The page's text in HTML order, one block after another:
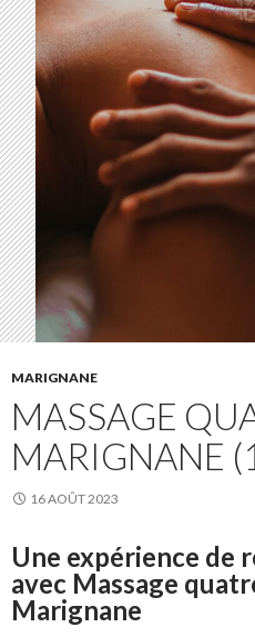
MARIGNANE
MASSAGE
MARIGNANE
16 AOÛT 2023
Une expérience de
avec Massage
Marignane